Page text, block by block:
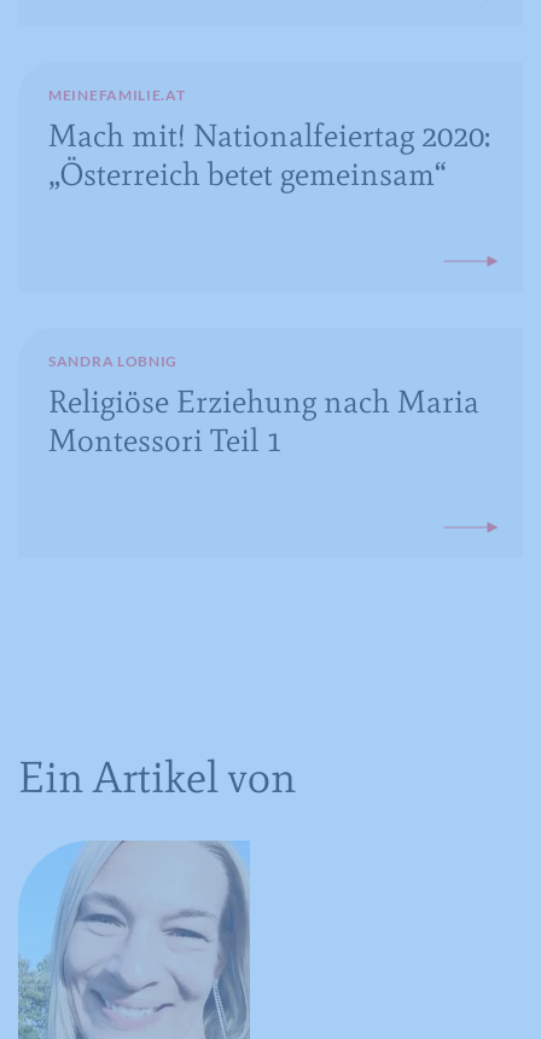
MEINEFAMILIE.AT
Mach mit! Nationalfeiertag 2020:
„Österreich betet gemeinsam“
SANDRA LOBNIG
Religiöse Erziehung nach Maria
Montessori Teil 1
Ein Artikel von